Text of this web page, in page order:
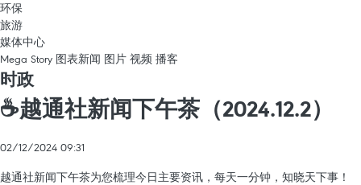
环保
旅游
媒体中心
Mega Story 图表新闻 图片 视频 播客
时政
☕️越通社新闻下午茶（2024.12.2）
02/12/2024 09:31
越通社新闻下午茶为您梳理今日主要资讯，每天一分钟，知晓天下事！